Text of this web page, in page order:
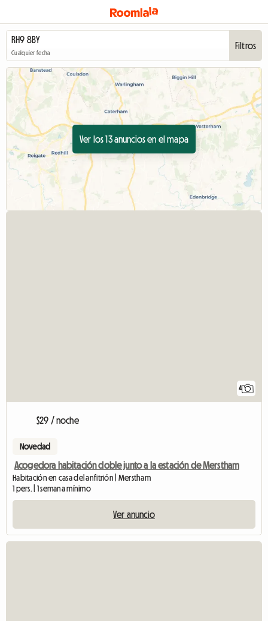
Cualquier fecha
Filtros
Ver los 13 anuncios en el mapa
4
$29 / noche
Novedad
Acogedora habitación doble junto a la estación de Merstham
Habitación en casa del anfitrión | Merstham
1 pers. | 1 semana mínimo
Ver anuncio